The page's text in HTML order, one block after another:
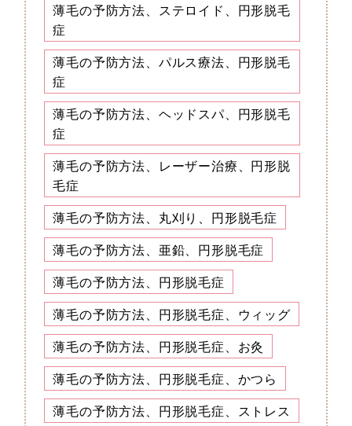
薄毛の予防方法、ステロイド、円形脱毛
症
薄毛の予防方法、パルス療法、円形脱毛
症
薄毛の予防方法、ヘッドスパ、円形脱毛
症
薄毛の予防方法、レーザー治療、円形脱
毛症
薄毛の予防方法、丸刈り、円形脱毛症
薄毛の予防方法、亜鉛、円形脱毛症
薄毛の予防方法、円形脱毛症
薄毛の予防方法、円形脱毛症、ウィッグ
薄毛の予防方法、円形脱毛症、お灸
薄毛の予防方法、円形脱毛症、かつら
薄毛の予防方法、円形脱毛症、ストレス